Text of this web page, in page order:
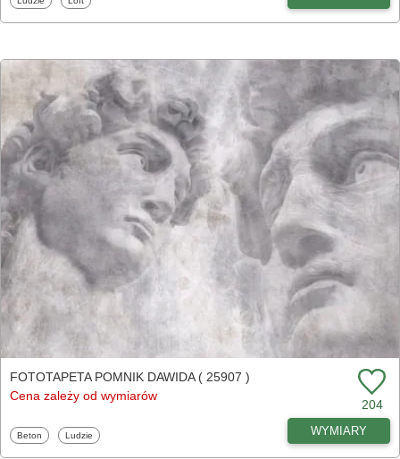
FOTOTAPETA POMNIK DAWIDA ( 25907 )
Cena zależy od wymiarów
204
Fototapety
Beton Fototapety
Ludzie WYMIARY